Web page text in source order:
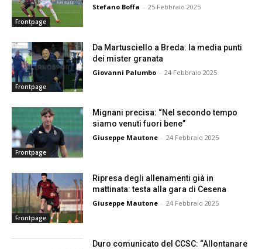
Frontpage
Stefano Boffa - 25 Febbraio 2025
Frontpage
Da Martusciello a Breda: la media punti
dei mister granata
Giovanni Palumbo - 24 Febbraio 2025
Frontpage
Mignani precisa: “Nel secondo tempo
siamo venuti fuori bene”
Giuseppe Mautone - 24 Febbraio 2025
Frontpage
Ripresa degli allenamenti già in
mattinata: testa alla gara di Cesena
Giuseppe Mautone - 24 Febbraio 2025
Duro comunicato del CCSC: “Allontanare